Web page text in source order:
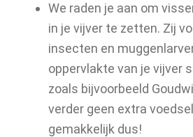
We raden je aan om
in je vijver te zetten. Zij
insecten en
oppervlakte van je vijver
zoals bijvoorbeeld
verder geen extra
gemakkelijk dus!